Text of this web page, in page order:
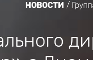
НОВОСТИ